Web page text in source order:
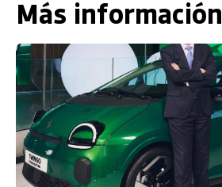
Más información